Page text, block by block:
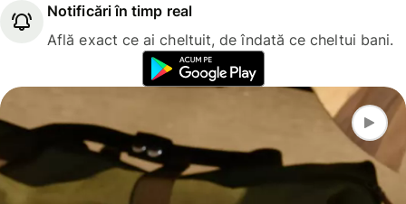
Notificări în timp real
Află exact ce ai cheltuit, de îndată ce cheltui bani.